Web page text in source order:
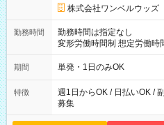
株式会社ワンベルウッズ
勤務時間
勤務時間は指定なし
変形労働時間制 想定労働時間160時間/月 【
～21：00
期間 単発・1日のみOK
特徴
週1日からOK / 日払いOK /
募集